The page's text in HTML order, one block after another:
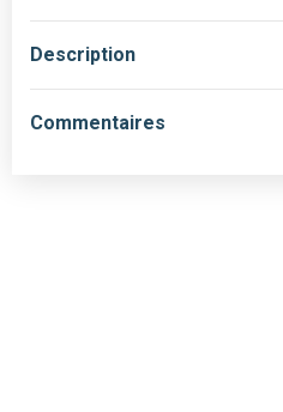
Description
Commentaires